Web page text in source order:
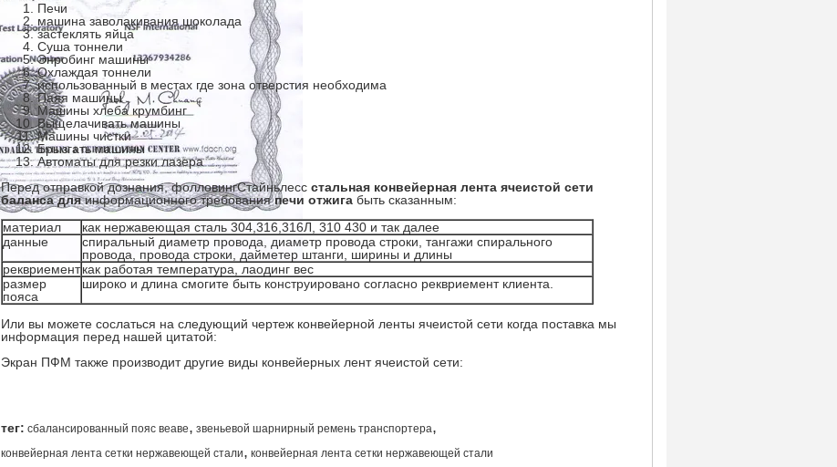
Печи
машина заволакивания шоколада
застеклять яйца
Суша тоннели
Энробинг машины
Охлаждая тоннели
использованный в местах где зона отверстия необходима
Паяя машины
Машины хлеба крумбинг
Выщелачивать машины
Машины чистки
Брызгать машины
Автоматы для резки лазера
Перед отправкой дознания, фолловингСтайньлесс стальная конвейерная лента ячеистой сети
баланса дляинформационного требованияпечи отжига быть сказанным:
материал
как нержавеющая сталь 304,316,316Л, 310 430 и так далее
данные
спиральный диаметр провода, диаметр провода строки, тангажи спирального
провода, провода строки, дайметер штанги, ширины и длины
реквриементкак работая температура, лаодинг вес
размер
пояса
широко и длина смогите быть конструировано согласно реквриемент клиента.
Или вы можете сослаться на следующий чертеж конвейерной ленты ячеистой сети когда поставка мы
информация перед нашей цитатой:
Экран ПФМ также производит другие виды конвейерных лент ячеистой сети:
тег: сбалансированный пояс веаве, звеньевой шарнирный ремень транспортера,
конвейерная лента сетки нержавеющей стали, конвейерная лента сетки нержавеющей стали